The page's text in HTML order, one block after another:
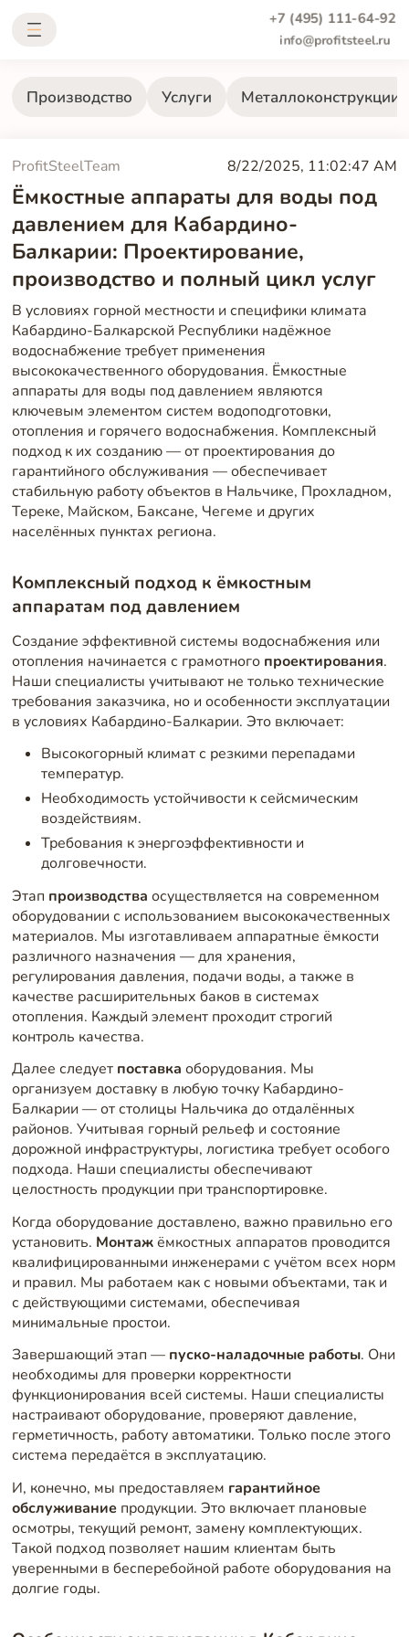
+7 (495) 111-64-92
info@profitsteel.ru
Производство Услуги Металлоконструкции
ProfitSteelTeam 8/22/2025, 11:02:47 AM
Ёмкостные аппараты для воды под
давлением для Кабардино-
Балкарии: Проектирование,
производство и полный цикл услуг
В условиях горной местности и специфики климата
Кабардино-Балкарской Республики надёжное
водоснабжение требует применения
высококачественного оборудования. Ёмкостные
аппараты для воды под давлением являются
ключевым элементом систем водоподготовки,
отопления и горячего водоснабжения. Комплексный
подход к их созданию — от проектирования до
гарантийного обслуживания — обеспечивает
стабильную работу объектов в Нальчике, Прохладном,
Тереке, Майском, Баксане, Чегеме и других
населённых пунктах региона.
Комплексный подход к ёмкостным
аппаратам под давлением
Создание эффективной системы водоснабжения или
отопления начинается с грамотного проектирования.
Наши специалисты учитывают не только технические
требования заказчика, но и особенности эксплуатации
в условиях Кабардино-Балкарии. Это включает:
Высокогорный климат с резкими перепадами
температур.
Необходимость устойчивости к сейсмическим
воздействиям.
Требования к энергоэффективности и
долговечности.
Этап производства осуществляется на современном
оборудовании с использованием высококачественных
материалов. Мы изготавливаем аппаратные ёмкости
различного назначения — для хранения,
регулирования давления, подачи воды, а также в
качестве расширительных баков в системах
отопления. Каждый элемент проходит строгий
контроль качества.
Далее следует поставка оборудования. Мы
организуем доставку в любую точку Кабардино-
Балкарии — от столицы Нальчика до отдалённых
районов. Учитывая горный рельеф и состояние
дорожной инфраструктуры, логистика требует особого
подхода. Наши специалисты обеспечивают
целостность продукции при транспортировке.
Когда оборудование доставлено, важно правильно его
установить. Монтажёмкостных аппаратов проводится
квалифицированными инженерами с учётом всех норм
и правил. Мы работаем как с новыми объектами, так и
с действующими системами, обеспечивая
минимальные простои.
Завершающий этап — пуско-наладочные работы. Они
необходимы для проверки корректности
функционирования всей системы. Наши специалисты
настраивают оборудование, проверяют давление,
герметичность, работу автоматики. Только после этого
система передаётся в эксплуатацию.
И, конечно, мы предоставляем гарантийное
обслуживаниепродукции. Это включает плановые
осмотры, текущий ремонт, замену комплектующих.
Такой подход позволяет нашим клиентам быть
уверенными в бесперебойной работе оборудования на
долгие годы.